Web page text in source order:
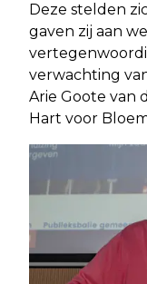
Deze stelden
gaven zij aan
verwachting
Arie Goote van
Hart voor